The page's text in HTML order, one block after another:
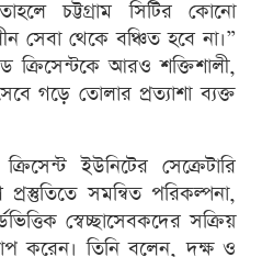
চট্টগ্রাম সিটির কোনো
সেবা থেকে বঞ্চিত হবে না।”
ক্রিসেন্টকে আরও শক্তিশালী,
গড়ে তোলার প্রত্যাশা ব্যক্ত
ইউনিটের সেক্রেটারি
সমন্বিত পরিকল্পনা,
স্বেচ্ছাসেবকদের সক্রিয়
করেন। তিনি বলেন, দক্ষ ও